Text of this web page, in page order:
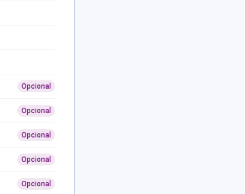
Opcional
Opcional
Opcional
Opcional
Opcional